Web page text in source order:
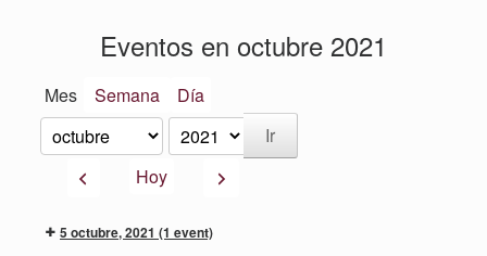
Eventos en octubre 2021
Mes Semana Día
Mes
Año
AnteriorHoy Siguiente
5 octubre, 2021 (1 event)